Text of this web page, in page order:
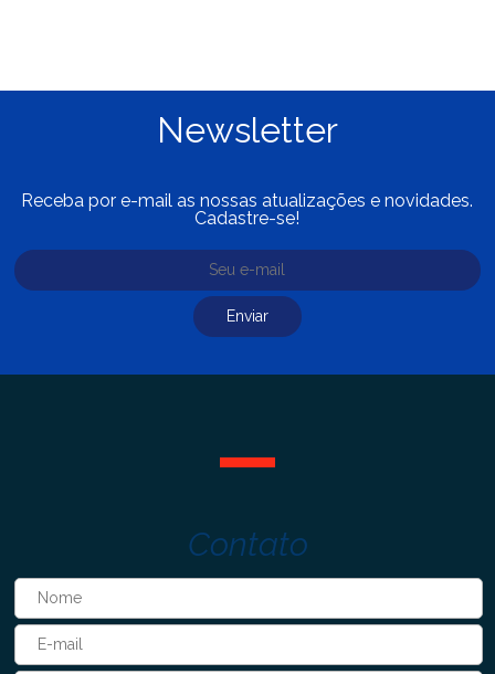
Newsletter
Receba por e-mail as nossas atualizações e novidades.
Cadastre-se!
Contato